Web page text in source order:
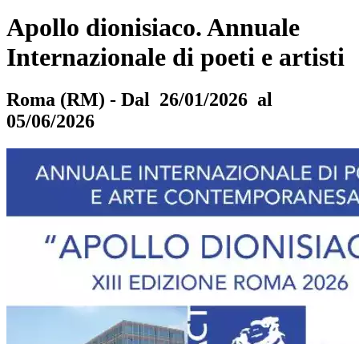
Apollo dionisiaco. Annuale
Internazionale di poeti e artisti
Roma (RM) - Dal 26/01/2026 al
05/06/2026